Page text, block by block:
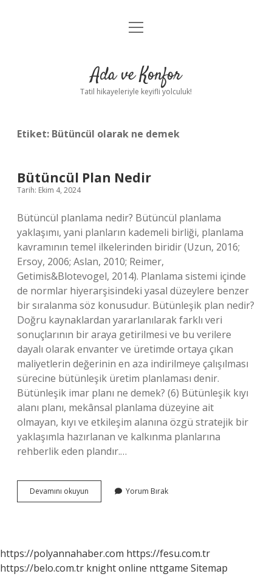
Anasayfa
Yasal Uyarı
menüyü
Ada ve Konfor
Tatil hikayeleriyle keyifli yolculuk!
Etiket: Bütüncül olarak ne demek
Bütüncül Plan Nedir
Tarih: Ekim 4, 2024
Bütüncül planlama nedir? Bütüncül planlama
yaklaşımı, yani planların kademeli birliği, planlama
kavramının temel ilkelerinden biridir (Uzun, 2016;
Ersoy, 2006; Aslan, 2010; Reimer,
Getimis&Blotevogel, 2014). Planlama sistemi içinde
de normlar hiyerarşisindeki yasal düzeylere benzer
bir sıralanma söz konusudur. Bütünleşik plan nedir?
Doğru kaynaklardan yararlanılarak farklı veri
sonuçlarının bir araya getirilmesi ve bu verilere
dayalı olarak envanter ve üretimde ortaya çıkan
maliyetlerin değerinin en aza indirilmeye çalışılması
sürecine bütünleşik üretim planlaması denir.
Bütünleşik imar planı ne demek? (6) Bütünleşik kıyı
alanı planı, mekânsal planlama düzeyine ait
olmayan, kıyı ve etkileşim alanına özgü stratejik bir
yaklaşımla hazırlanan ve kalkınma planlarına
rehberlik eden plandır.…
Devamını okuyun Bütüncül
Plan
Yorum Bırak
https://polyannahaber.com https://fesu.com.tr
https://belo.com.tr knight online nttgame Sitemap